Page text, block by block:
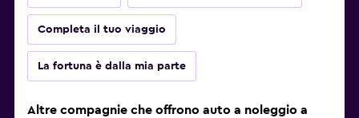
Completa il tuo viaggio
La fortuna è dalla mia parte
Altre compagnie che offrono auto a noleggio a